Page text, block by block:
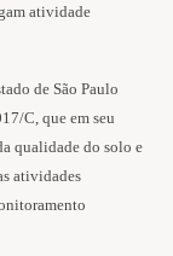
atividade
de São Paulo
C, que em seu
qualidade do solo e
atividades